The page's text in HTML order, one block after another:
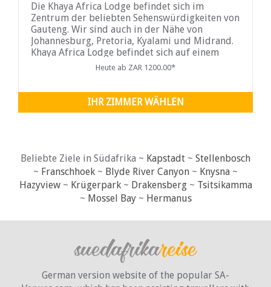
Die Khaya Africa Lodge befindet sich im
Zentrum der beliebten Sehenswürdigkeiten von
Gauteng. Wir sind auch in der Nähe von
Johannesburg, Pretoria, Kyalami und Midrand.
Khaya Africa Lodge befindet sich auf einem
großen Grundstück von 1,5 ha mit einem
Heute ab ZAR 1200.00*
IHR ZIMMER WÄHLEN
Beliebte Ziele in Südafrika ~ Kapstadt ~ Stellenbosch
~ Franschhoek ~ Blyde River Canyon ~ Knysna ~
Hazyview~ Krügerpark~ Drakensberg~ Tsitsikamma
~ Mossel Bay~ Hermanus
German version website of the popular SA-